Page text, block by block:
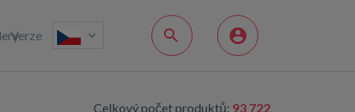
Verze
Celkový počet produktů: 93 722